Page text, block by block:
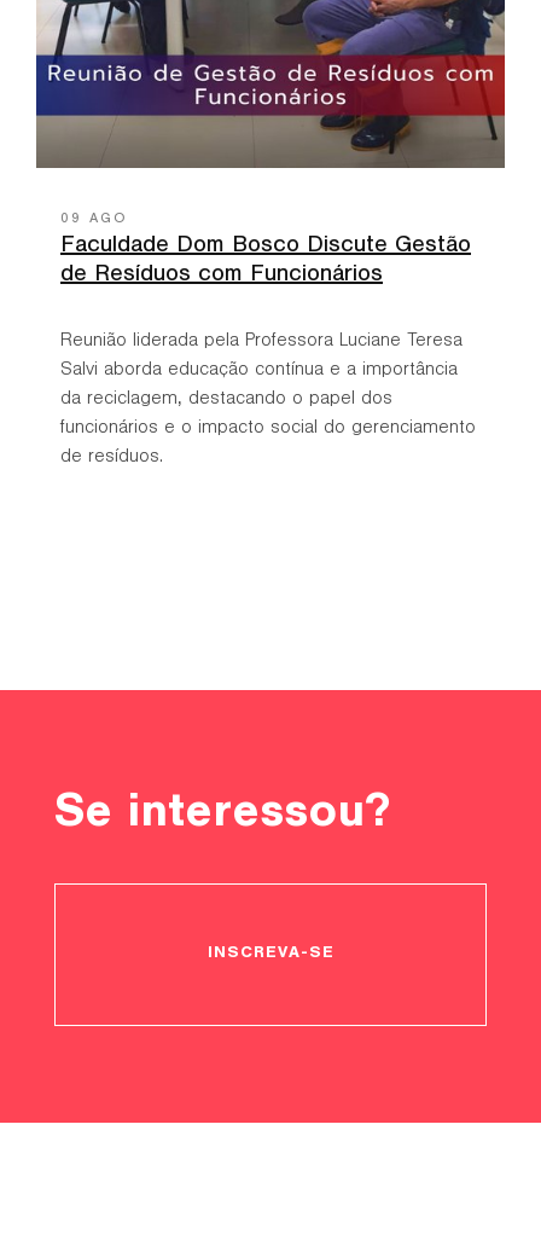
09 AGO
Faculdade Dom Bosco Discute Gestão
de Resíduos com Funcionários
Reunião liderada pela Professora Luciane Teresa
Salvi aborda educação contínua e a importância
da reciclagem, destacando o papel dos
funcionários e o impacto social do gerenciamento
de resíduos.
Se interessou?
INSCREVA-SE